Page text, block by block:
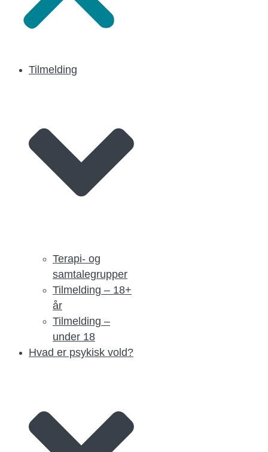
Tilmelding
Terapi- og
samtalegrupper
Tilmelding – 18+
år
Tilmelding –
under 18
Hvad er psykisk vold?